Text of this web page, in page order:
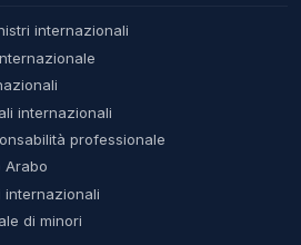
internazionali
internazionali
professionale
Arabo
internazionali
di minori